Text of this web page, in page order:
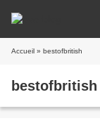
Accueil » bestofbritish
bestofbritish